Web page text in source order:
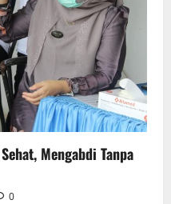
Mengabdi Tanpa
0